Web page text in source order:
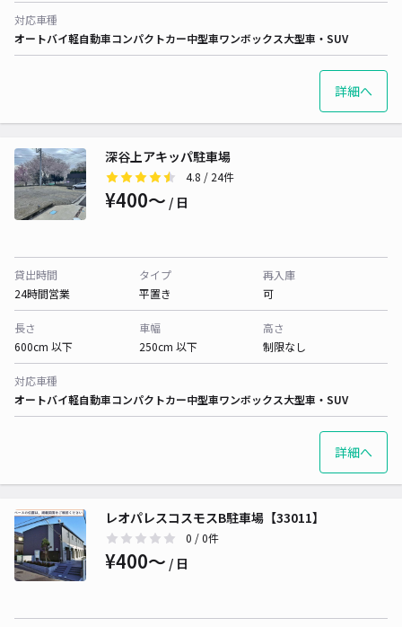
対応車種
オートバイ軽自動車コンパクトカー中型車ワンボックス大型車・SUV
詳細へ
深谷上アキッパ駐車場
4.8 / 24件
¥400〜 / 日
貸出時間
24時間営業
タイプ
平置き
再入庫
可
長さ
600cm 以下
車幅
250cm 以下
高さ
制限なし
対応車種
オートバイ軽自動車コンパクトカー中型車ワンボックス大型車・SUV
詳細へ
レオパレスコスモスB駐車場【33011】
0 / 0件
¥400〜 / 日